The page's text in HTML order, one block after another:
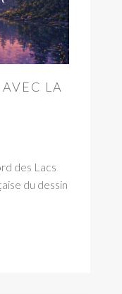
LA
des Lacs
du dessin